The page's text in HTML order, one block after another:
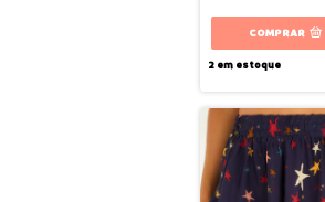
COMPRAR
2em estoque